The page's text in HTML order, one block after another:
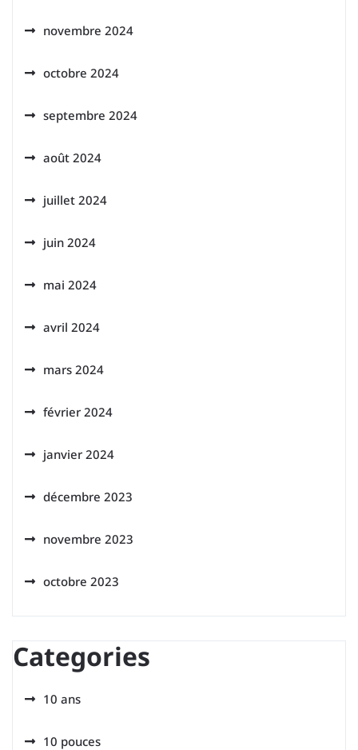
novembre 2024
octobre 2024
septembre 2024
août 2024
juillet 2024
juin 2024
mai 2024
avril 2024
mars 2024
février 2024
janvier 2024
décembre 2023
novembre 2023
octobre 2023
Categories
10 ans
10 pouces